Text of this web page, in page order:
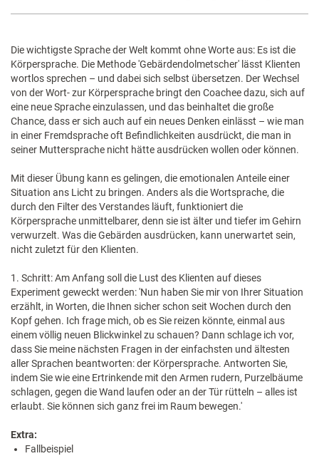
Die wichtigste Sprache der Welt kommt ohne Worte aus: Es ist die
Körpersprache. Die Methode 'Gebärdendolmetscher' lässt Klienten
wortlos sprechen – und dabei sich selbst übersetzen. Der Wechsel
von der Wort- zur Körpersprache bringt den Coachee dazu, sich auf
eine neue Sprache einzulassen, und das beinhaltet die große
Chance, dass er sich auch auf ein neues Denken einlässt – wie man
in einer Fremdsprache oft Befindlichkeiten ausdrückt, die man in
seiner Muttersprache nicht hätte ausdrücken wollen oder können.
Mit dieser Übung kann es gelingen, die emotionalen Anteile einer
Situation ans Licht zu bringen. Anders als die Wortsprache, die
durch den Filter des Verstandes läuft, funktioniert die
Körpersprache unmittelbarer, denn sie ist älter und tiefer im Gehirn
verwurzelt. Was die Gebärden ausdrücken, kann unerwartet sein,
nicht zuletzt für den Klienten.
1. Schritt: Am Anfang soll die Lust des Klienten auf dieses
Experiment geweckt werden: 'Nun haben Sie mir von Ihrer Situation
erzählt, in Worten, die Ihnen sicher schon seit Wochen durch den
Kopf gehen. Ich frage mich, ob es Sie reizen könnte, einmal aus
einem völlig neuen Blickwinkel zu schauen? Dann schlage ich vor,
dass Sie meine nächsten Fragen in der einfachsten und ältesten
aller Sprachen beantworten: der Körpersprache. Antworten Sie,
indem Sie wie eine Ertrinkende mit den Armen rudern, Purzelbäume
schlagen, gegen die Wand laufen oder an der Tür rütteln – alles ist
erlaubt. Sie können sich ganz frei im Raum bewegen.'
Extra:
Fallbeispiel